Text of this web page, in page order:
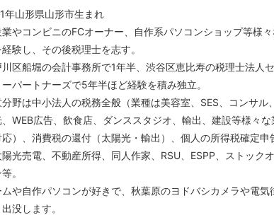
年山形県山形市生まれ
やコンビニのFCオーナー、自作系パソコンショップ等様
験し、その後税理士を志す。
区船堀の会計事務所で1年半、渋谷区恵比寿の税理士法人
ーパートナーズで5年半ほど経験を積み独立。
野は中小法人の税務全般（業種は美容室、SES、コンサル
WEB広告、飲食店、ダンススタジオ、輸出、建設等様々な
応）、消費税の還付（太陽光・輸出）、個人の所得税確定申
陽光売電、不動産所得、同人作家、RSU、ESPP、ストック
。
や自作パソコンが好きで、秋葉原のヨドバシカメラや電気
出没します。